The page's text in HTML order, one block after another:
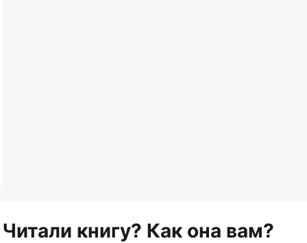
Читали книгу? Как она вам?